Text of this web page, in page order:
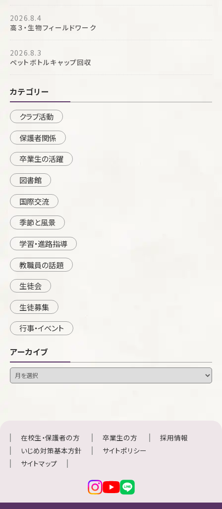
2026.8.4
高３・生物フィールドワーク
2026.8.3
ペットボトルキャップ回収
カテゴリー
クラブ活動
保護者関係
卒業生の活躍
図書館
国際交流
季節と風景
学習・進路指導
教職員の話題
生徒会
生徒募集
行事・イベント
アーカイブ
在校生・保護者の方 卒業生の方
採用情報
いじめ対策基本方針
サイトポリシー
サイトマップ